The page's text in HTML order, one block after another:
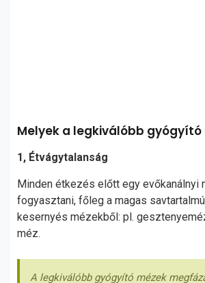
Melyek a legkiválóbb gyógyító
1, Étvágytalanság
Minden étkezés előtt egy evőkanálnyi
fogyasztani, főleg a magas
kesernyés mézekből: pl.
méz.
A legkiválóbb gyógyító mézek